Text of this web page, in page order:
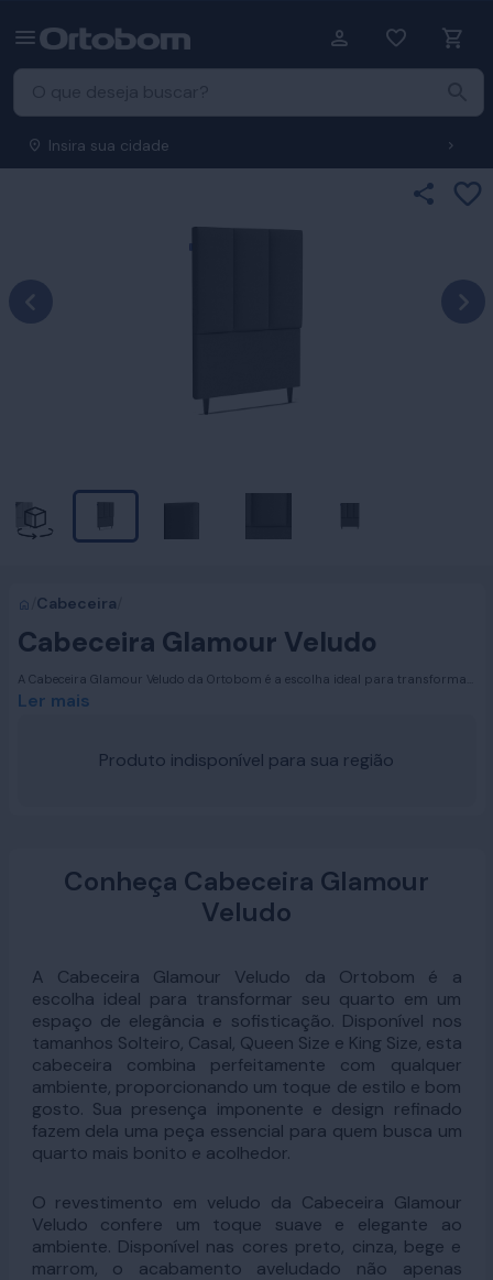
Insira sua cidade
Cabeceira
Cabeceira Glamour Veludo
A Cabeceira Glamour Veludo da Ortobom é a escolha ideal para transformar
seu quarto em um espaço de elegância e sofisticação. Disponível nos
essencial para quem busca um quarto mais bonito e acolhedor.
Ler mais
Produto indisponível para sua região
Conheça Cabeceira Glamour
Veludo
A Cabeceira Glamour Veludo da Ortobom é a
escolha ideal para transformar seu quarto em um
espaço de elegância e sofisticação. Disponível nos
tamanhos Solteiro, Casal, Queen Size e King Size, esta
cabeceira combina perfeitamente com qualquer
ambiente, proporcionando um toque de estilo e bom
gosto. Sua presença imponente e design refinado
fazem dela uma peça essencial para quem busca um
quarto mais bonito e acolhedor.
O revestimento em veludo da Cabeceira Glamour
Veludo confere um toque suave e elegante ao
ambiente. Disponível nas cores preto, cinza, bege e
marrom, o acabamento aveludado não apenas